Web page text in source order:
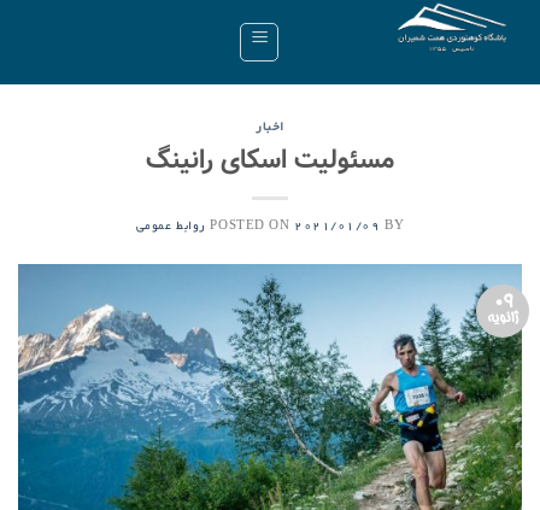
اخبار
مسئولیت اسکای رانینگ
POSTED ON 2021/01/09 BY روابط عمومی
09
ژانویه